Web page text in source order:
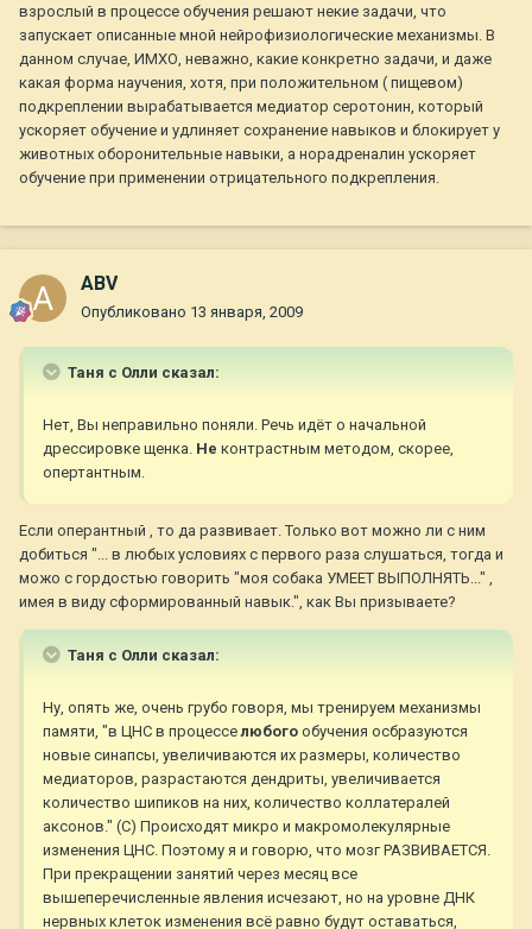
взрослый в процессе обучения решают некие задачи, что
запускает описанные мной нейрофизиологические механизмы. В
данном случае, ИМХО, неважно, какие конкретно задачи, и даже
какая форма научения, хотя, при положительном ( пищевом)
подкреплении вырабатывается медиатор серотонин, который
ускоряет обучение и удлиняет сохранение навыков и блокирует у
животных оборонительные навыки, а норадреналин ускоряет
обучение при применении отрицательного подкрепления.
ABV
Опубликовано 13 января, 2009
Таня с Олли сказал:
Нет, Вы неправильно поняли. Речь идёт о начальной
дрессировке щенка. Не контрастным методом, скорее,
опертантным.
Если оперантный , то да развивает. Только вот можно ли с ним
добиться "... в любых условиях с первого раза слушаться, тогда и
можо с гордостью говорить "моя собака УМЕЕТ ВЫПОЛНЯТЬ..." ,
имея в виду сформированный навык.", как Вы призываете?
Таня с Олли сказал:
Ну, опять же, очень грубо говоря, мы тренируем механизмы
памяти, "в ЦНС в процесселюбого обучения осбразуются
новые синапсы, увеличиваются их размеры, количество
медиаторов, разрастаются дендриты, увеличивается
количество шипиков на них, количество коллатералей
аксонов." (С) Происходят микро и макромолекулярные
изменения ЦНС. Поэтому я и говорю, что мозг РАЗВИВАЕТСЯ.
При прекращении занятий через месяц все
вышеперечисленные явления исчезают, но на уровне ДНК
нервных клеток изменения всё равно будут оставаться,